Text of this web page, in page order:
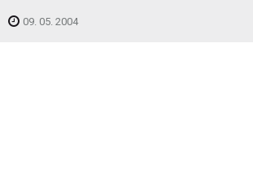
09. 05. 2004